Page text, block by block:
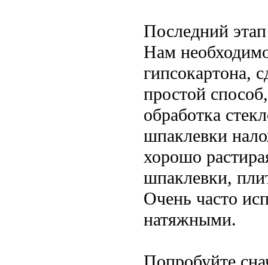
Последний
Нам
гипсокартона,
простой
обработка
шпаклевки
хорошо
шпаклевки,
Очень часто
натяжными.